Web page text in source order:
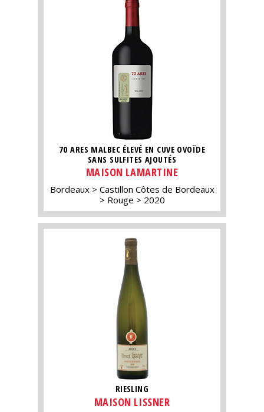
70 ARES MALBEC ÉLEVÉ EN CUVE OVOÏDE
SANS SULFITES AJOUTÉS
MAISON LAMARTINE
Bordeaux
Castillon Côtes de Bordeaux
Rouge
2020
RIESLING
MAISON LISSNER